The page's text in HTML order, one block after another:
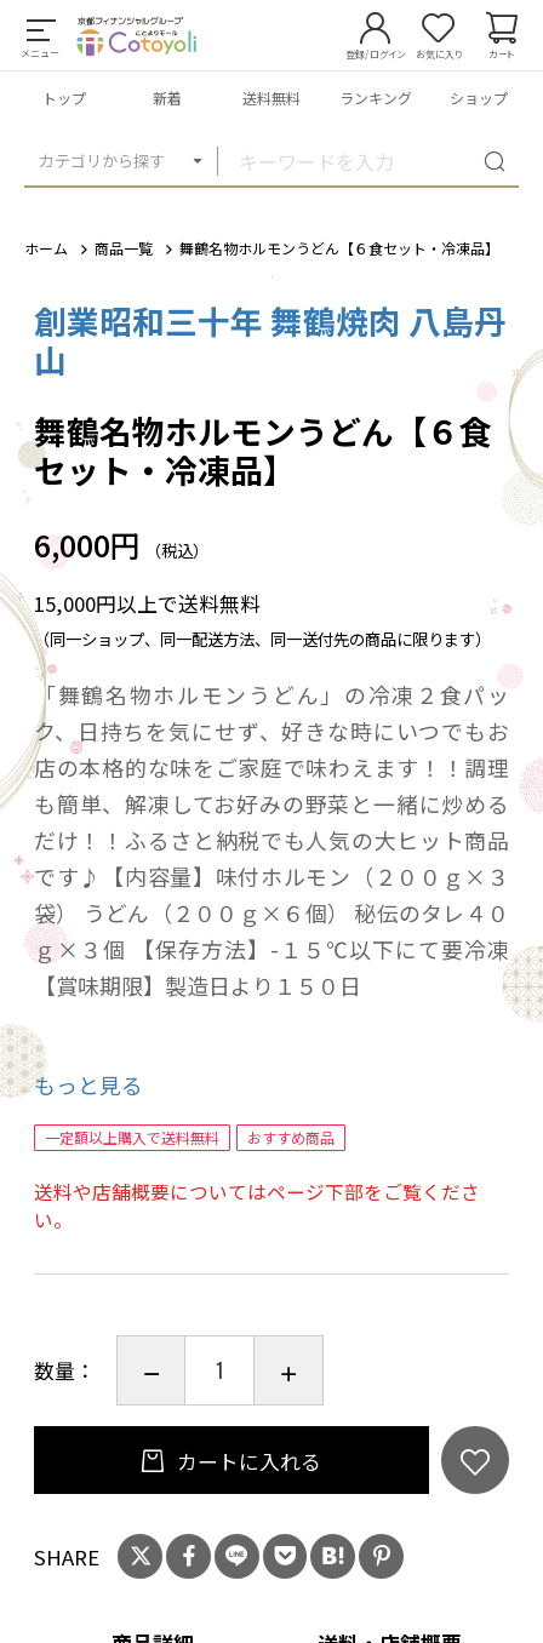
メニュー
カテゴリから探す
登録/ログイン お気に入り カート
トップ 新着 送料無料 ランキング ショップ
ホーム 商品一覧 舞鶴名物ホルモンうどん【６食セット・冷凍品】
1 /
創業昭和三十年 舞鶴焼肉 八島丹
山
舞鶴名物ホルモンうどん【６食
セット・冷凍品】
6,000円 （税込）
15,000円以上で送料無料
（同一ショップ、同一配送方法、同一送付先の商品に限ります）
「舞鶴名物ホルモンうどん」の冷凍２食パッ
ク、日持ちを気にせず、好きな時にいつでもお
店の本格的な味をご家庭で味わえます！！調理
も簡単、解凍してお好みの野菜と一緒に炒める
だけ！！ふるさと納税でも人気の大ヒット商品
です♪【内容量】味付ホルモン（２００ｇ×３
袋） うどん（２００ｇ×６個） 秘伝のタレ４０
ｇ×３個 【保存方法】-１５℃以下にて要冷凍
【賞味期限】製造日より１５０日
送料や店舗概要についてはページ下部を
もっと見る
一定額以上購入で送料無料 おすすめ商品
送料や店舗概要についてはページ下部をご覧くださ
い。
数量：
カートに入れる
SHARE